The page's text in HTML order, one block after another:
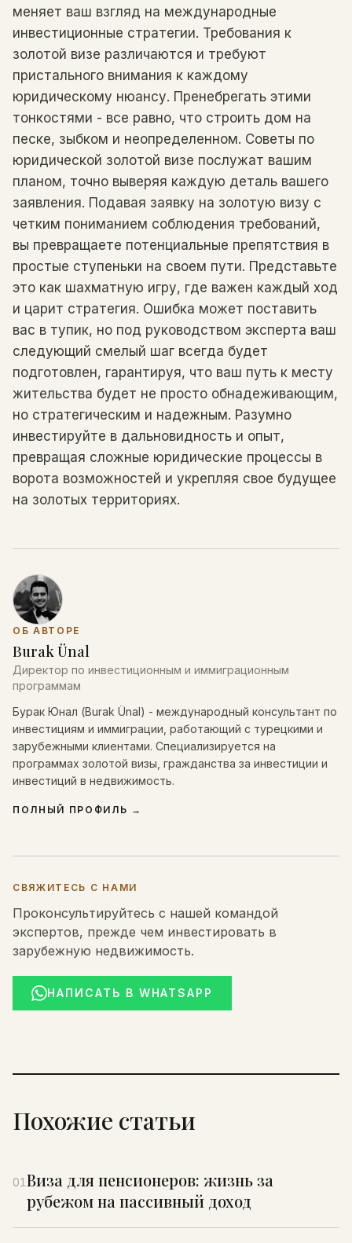
меняет ваш взгляд на международные
инвестиционные стратегии. Требования к
золотой визе различаются и требуют
пристального внимания к каждому
юридическому нюансу. Пренебрегать этими
тонкостями - все равно, что строить дом на
песке, зыбком и неопределенном. Советы по
юридической золотой визе послужат вашим
планом, точно выверяя каждую деталь вашего
заявления. Подавая заявку на золотую визу с
четким пониманием соблюдения требований,
вы превращаете потенциальные препятствия в
простые ступеньки на своем пути. Представьте
это как шахматную игру, где важен каждый ход
и царит стратегия. Ошибка может поставить
вас в тупик, но под руководством эксперта ваш
следующий смелый шаг всегда будет
подготовлен, гарантируя, что ваш путь к месту
жительства будет не просто обнадеживающим,
но стратегическим и надежным. Разумно
инвестируйте в дальновидность и опыт,
превращая сложные юридические процессы в
ворота возможностей и укрепляя свое будущее
на золотых территориях.
ОБ АВТОРЕ
Burak Ünal
Директор по инвестиционным и иммиграционным
программам
Бурак Юнал (Burak Ünal) - международный консультант по
инвестициям и иммиграции, работающий с турецкими и
зарубежными клиентами. Специализируется на
программах золотой визы, гражданства за инвестиции и
инвестиций в недвижимость.
ПОЛНЫЙ ПРОФИЛЬ →
СВЯЖИТЕСЬ С НАМИ
Проконсультируйтесь с нашей командой
экспертов, прежде чем инвестировать в
зарубежную недвижимость.
НАПИСАТЬ В WHATSAPP
Похожие статьи
01 Виза для пенсионеров: жизнь за
рубежом на пассивный доход